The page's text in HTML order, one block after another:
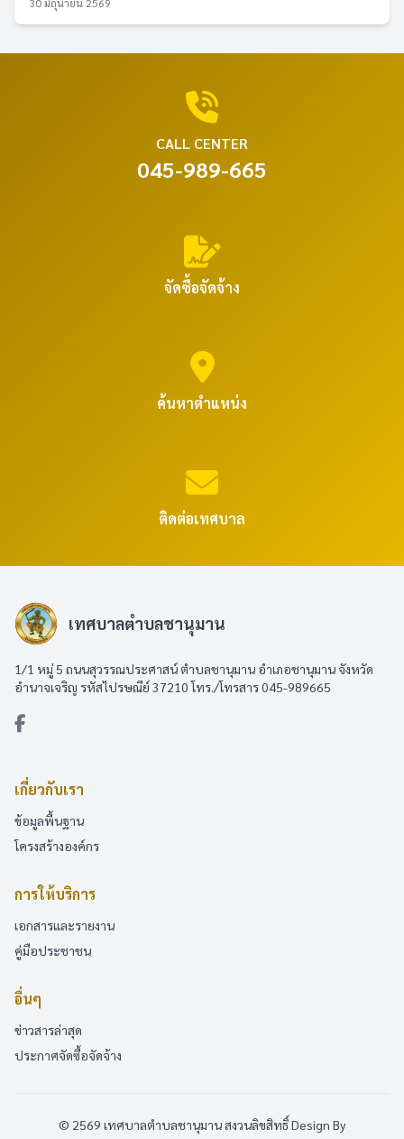
CALL CENTER
045-989-665
จัดซื้อจัดจ้าง
ค้นหาตำแหน่ง
ติดต่อเทศบาล
เทศบาลตำบลชานุมาน
1/1 หมู่ 5 ถนนสุวรรณประศาสน์ ตำบลชานุมาน อำเภอชานุมาน จังหวัด
อำนาจเจริญ รหัสไปรษณีย์ 37210 โทร./โทรสาร 045-989665
เกี่ยวกับเรา
ข้อมูลพื้นฐาน
โครงสร้างองค์กร
การให้บริการ
เอกสารและรายงาน
คู่มือประชาชน
อื่นๆ
ข่าวสารล่าสุด
ประกาศจัดซื้อจัดจ้าง
© 2569 เทศบาลตำบลชานุมาน สงวนลิขสิทธิ์Design By